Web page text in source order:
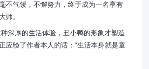
不气馁，不懈努力，终于成为一名享有
师。
厚的生活体验，丑小鸭的形象才塑造
应验了作者本人的话：“生活本身就是童